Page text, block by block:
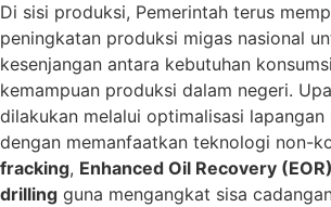
Di sisi produksi, Pemerintah terus
peningkatan produksi migas nasional
kesenjangan antara kebutuhan
kemampuan produksi dalam negeri.
dilakukan melalui optimalisasi lapangan
dengan memanfaatkan teknologi non-
fracking, Enhanced Oil Recovery (EOR)
drilling guna mengangkat sisa